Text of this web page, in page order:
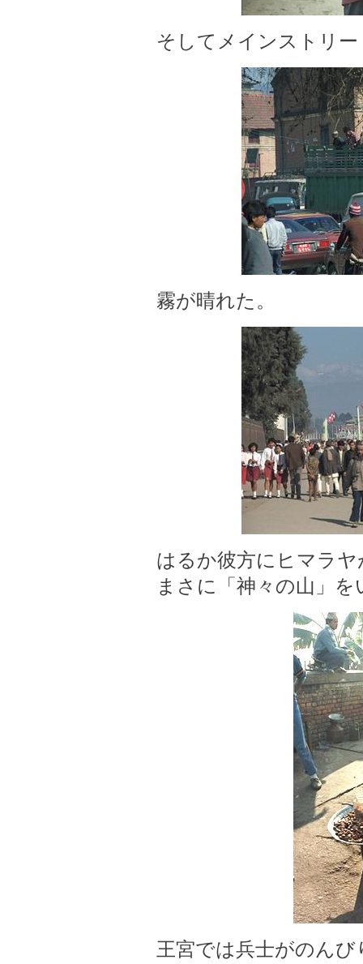
そしてメインストリ
霧が晴れた。
はるか彼方にヒマラヤ
まさに「神々の山」
王宮では兵士がのん